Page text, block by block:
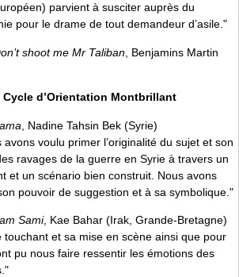
parvient à susciter auprès du
pour le drame de tout demandeur d’asile."
shoot me Mr Taliban , Benjamins Martin
d’Orientation Montbrillant
, Nadine Tahsin Bek (Syrie)
voulu primer l’originalité du sujet et son
ravages de la guerre en Syrie à travers un
et un scénario bien construit. Nous avons
pouvoir de suggestion et à sa symbolique."
Sami, Kae Bahar (Irak, Grande-Bretagne)
touchant et sa mise en scène ainsi que pour
pu nous faire ressentir les émotions des